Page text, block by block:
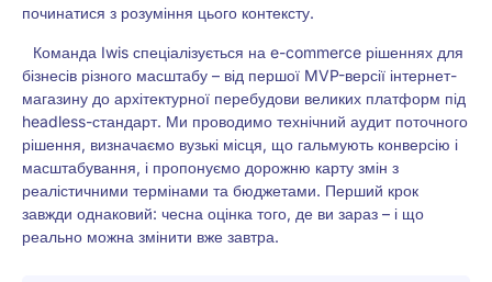
починатися з розуміння цього контексту.
Команда Iwis спеціалізується на e-commerce рішеннях для
бізнесів різного масштабу – від першої MVP-версії інтернет-
магазину до архітектурної перебудови великих платформ під
headless-стандарт. Ми проводимо технічний аудит поточного
рішення, визначаємо вузькі місця, що гальмують конверсію і
масштабування, і пропонуємо дорожню карту змін з
реалістичними термінами та бюджетами. Перший крок
завжди однаковий: чесна оцінка того, де ви зараз – і що
реально можна змінити вже завтра.